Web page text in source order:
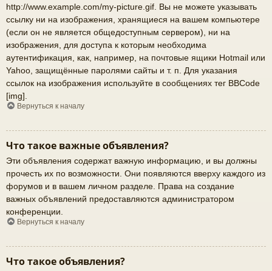
http://www.example.com/my-picture.gif. Вы не можете указывать
ссылку ни на изображения, хранящиеся на вашем компьютере
(если он не является общедоступным сервером), ни на
изображения, для доступа к которым необходима
аутентификация, как, например, на почтовые ящики Hotmail или
Yahoo, защищённые паролями сайты и т. п. Для указания
ссылок на изображения используйте в сообщениях тег BBCode
[img].
Вернуться к началу
Что такое важные объявления?
Эти объявления содержат важную информацию, и вы должны
прочесть их по возможности. Они появляются вверху каждого из
форумов и в вашем личном разделе. Права на создание
важных объявлений предоставляются администратором
конференции.
Вернуться к началу
Что такое объявления?